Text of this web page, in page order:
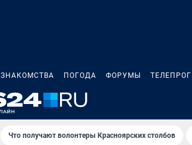
ЗНАКОМСТВА ПОГОДА ФОРУМЫ
Что получают волонтеры Красноярских столбов